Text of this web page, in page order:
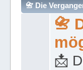
📇 Die
📇
📩